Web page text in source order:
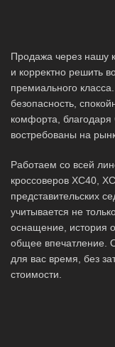
Продажа через нашу
и корректно решить
премиального
безопасность,
комфорта, благодаря
востребованы на
Работаем со всей
кроссоверов XC40,
представительских
учитывается не
оснащение, история
общее впечатление.
для вас время, без
стоимости.